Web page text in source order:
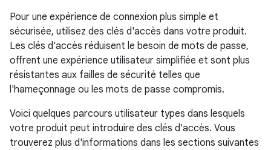
Pour une expérience de connexion plus simple et
sécurisée, utilisez des clés d'accès dans votre produit.
Les clés d'accès réduisent le besoin de mots de passe,
offrent une expérience utilisateur simplifiée et sont plus
résistantes aux failles de sécurité telles que
l'hameçonnage ou les mots de passe compromis.
Voici quelques parcours utilisateur types dans lesquels
votre produit peut introduire des clés d'accès. Vous
trouverez plus d'informations dans les sections suivantes